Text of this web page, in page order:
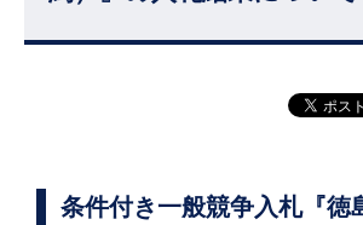
条件付き一般競争入札『徳